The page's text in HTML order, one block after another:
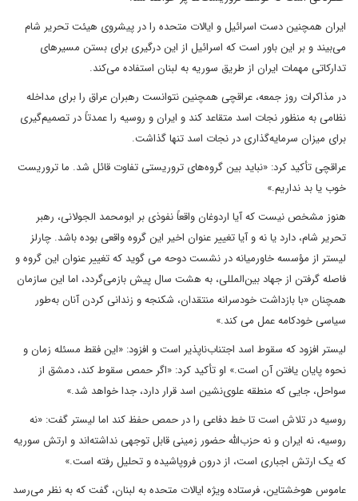
ایران همچنین دست اسرائیل و ایالات متحده را در پیشروی هیئت تحریر شام
می‌بیند و بر این باور است که اسرائیل از این درگیری برای بستن مسیرهای
تدارکاتی مهمات ایران از طریق سوریه به لبنان استفاده می‌کند.
در مذاکرات روز جمعه، عراقچی همچنین نتوانست رهبران عراق را برای مداخله
نظامی به منظور نجات اسد متقاعد کند و ایران و روسیه را عمدتاً در تصمیم‌گیری
برای میزان سرمایه‌گذاری در نجات اسد تنها گذاشت.
عراقچی تأکید کرد: «نباید بین گروه‌های تروریستی تفاوت قائل شد. ما تروریست
خوب یا بد نداریم.»
هنوز مشخص نیست که آیا اردوغان واقعاً نفوذی بر ابومحمد الجولانی، رهبر
تحریر شام، دارد یا نه و آیا تغییر عنوان اخیر این گروه واقعی بوده باشد. چارلز
لیستر از مؤسسه خاورمیانه در نشست دوحه می گوید که تغییر عنوان این گروه و
فاصله گرفتن از جهاد بین‌المللی، به هشت سال پیش بازمی‌گردد، اما این سازمان
همچنان «با بازداشت خودسرانه منتقدان، شکنجه و زندانی کردن آنان به‌طور
سیاسی خودکامه عمل می کند.»
لیستر افزود که سقوط اسد اجتناب‌ناپذیر است و افزود: «این فقط مسئله زمان و
نحوه پایان یافتن آن است.» او تأکید کرد: «اگر حمص سقوط کند، دمشق از
سواحل، جایی که منطقه علوی‌نشین اسد قرار دارد، جدا خواهد شد.»
روسیه در تلاش است تا خط دفاعی را در حمص حفظ کند اما لیستر گفت: «نه
روسیه، نه ایران و نه حزب‌الله حضور زمینی قابل توجهی نداشته‌اند و ارتش سوریه
که یک ارتش اجباری است، از درون فروپاشیده و تحلیل رفته است.»
عاموس هوخشتاین، فرستاده ویژه ایالات متحده به لبنان، گفت که به نظر می‌رسد